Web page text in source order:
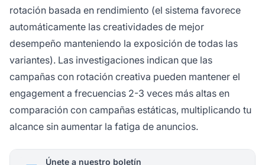
rotación basada en rendimiento (el sistema favorece
automáticamente las creatividades de mejor
desempeño manteniendo la exposición de todas las
variantes). Las investigaciones indican que las
campañas con rotación creativa pueden mantener el
engagement a frecuencias 2-3 veces más altas en
comparación con campañas estáticas, multiplicando tu
alcance sin aumentar la fatiga de anuncios.
Únete a nuestro boletín